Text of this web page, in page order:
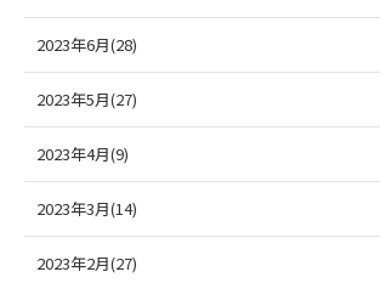
2023年6月(28)
2023年5月(27)
2023年4月(9)
2023年3月(14)
2023年2月(27)